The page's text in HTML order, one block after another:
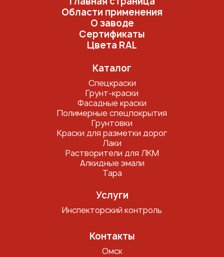
Области применения
О заводе
Сертификаты
Цвета RAL
Каталог
Спецкраски
Грунт-краски
Фасадные краски
Полимерные спецпокрытия
Грунтовки
Краски для разметки дорог
Лаки
Растворители для ЛКМ
Алкидные эмали
Тара
Услуги
Инспекторский контроль
Контакты
Омск